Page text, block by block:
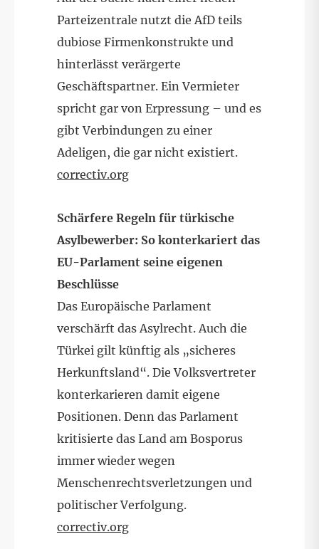
Parteizentrale nutzt die AfD teils
dubiose Firmenkonstrukte und
hinterlässt verärgerte
Geschäftspartner. Ein Vermieter
spricht gar von Erpressung – und es
gibt Verbindungen zu einer
Adeligen, die gar nicht existiert.
correctiv.org
Schärfere Regeln für türkische
Asylbewerber: So konterkariert das
EU-Parlament seine eigenen
Beschlüsse
Das Europäische Parlament
verschärft das Asylrecht. Auch die
Türkei gilt künftig als „sicheres
Herkunftsland“. Die Volksvertreter
konterkarieren damit eigene
Positionen. Denn das Parlament
kritisierte das Land am Bosporus
immer wieder wegen
Menschenrechtsverletzungen und
politischer Verfolgung.
correctiv.org